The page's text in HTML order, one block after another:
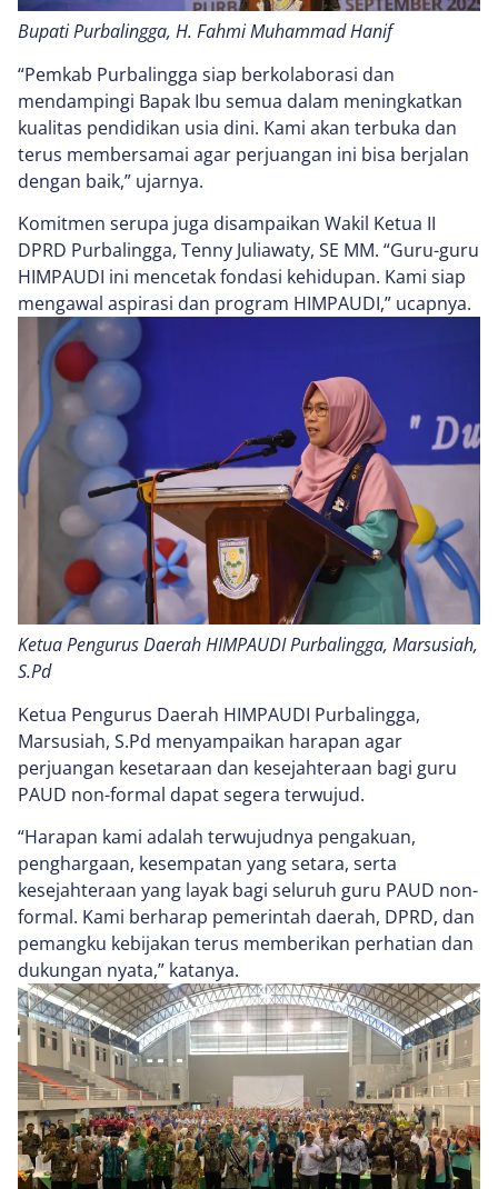
Bupati Purbalingga, H. Fahmi Muhammad Hanif
“Pemkab Purbalingga siap berkolaborasi dan
mendampingi Bapak Ibu semua dalam meningkatkan
kualitas pendidikan usia dini. Kami akan terbuka dan
terus membersamai agar perjuangan ini bisa berjalan
dengan baik,” ujarnya.
Komitmen serupa juga disampaikan Wakil Ketua II
DPRD Purbalingga, Tenny Juliawaty, SE MM. “Guru-guru
HIMPAUDI ini mencetak fondasi kehidupan. Kami siap
mengawal aspirasi dan program HIMPAUDI,” ucapnya.
Ketua Pengurus Daerah HIMPAUDI Purbalingga, Marsusiah,
S.Pd
Ketua Pengurus Daerah HIMPAUDI Purbalingga,
Marsusiah, S.Pd menyampaikan harapan agar
perjuangan kesetaraan dan kesejahteraan bagi guru
PAUD non-formal dapat segera terwujud.
“Harapan kami adalah terwujudnya pengakuan,
penghargaan, kesempatan yang setara, serta
kesejahteraan yang layak bagi seluruh guru PAUD non-
formal. Kami berharap pemerintah daerah, DPRD, dan
pemangku kebijakan terus memberikan perhatian dan
dukungan nyata,” katanya.